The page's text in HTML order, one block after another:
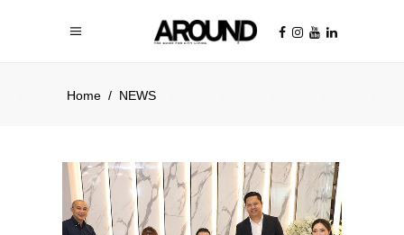
Home / NEWS